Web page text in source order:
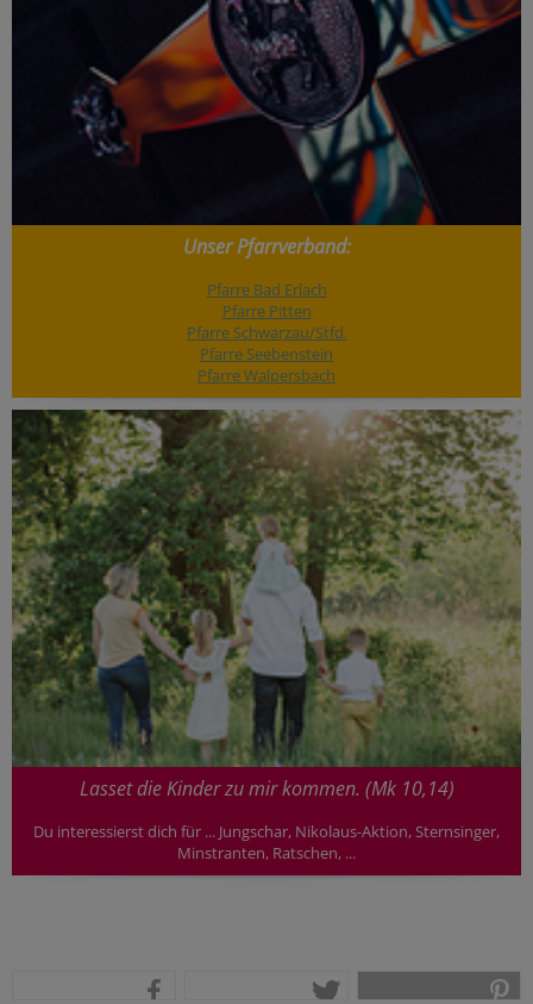
Unser Pfarrverband:
Pfarre Bad Erlach
Pfarre Pitten
Pfarre Schwarzau/Stfd.
Pfarre Seebenstein
Pfarre Walpersbach
Lasset die Kinder zu mir kommen. (Mk 10,14)
Du interessierst dich für ... Jungschar, Nikolaus-Aktion, Sternsinger,
Minstranten, Ratschen, ...